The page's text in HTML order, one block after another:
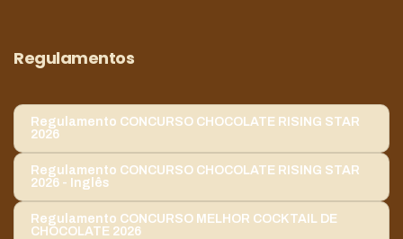
Regulamentos
Regulamento CONCURSO CHOCOLATE RISING STAR
2026
Regulamento CONCURSO CHOCOLATE RISING STAR
2026 - Inglês
Regulamento CONCURSO MELHOR COCKTAIL DE
CHOCOLATE 2026